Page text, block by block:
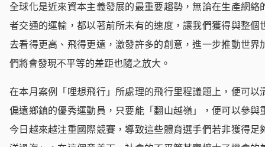
全球化是近來資本主義發展的最重要趨勢，無論在生產網
者交通的運輸，都以著前所未有的速度，讓我們獲得與整
去看得更高、飛得更遠，激發許多的創意，進一步推動世
們將會發現不平等的差距也隨之放大。
在本月案例「哩想飛行」所處理的飛行里程議題上，便可
偏遠鄉鎮的優秀運動員，只要能「翻山越嶺」，便可以參
今日越來越注重國際競賽，導致這些體育選手們若非獲得